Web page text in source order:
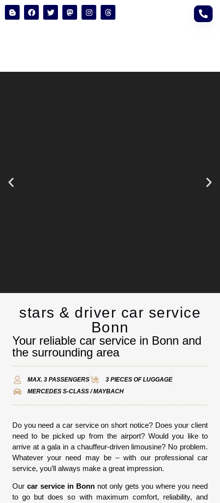
Chauffeurservice
Kontakt
stars & driver car service
Bonn
Your reliable car service in Bonn and
the surrounding area
MAX. 3 PASSENGERS
3 PIECES OF LUGGAGE
MERCEDES S-CLASS / MAYBACH
Do you need a car service on short notice? Does your client
need to be picked up from the airport? Would you like to
arrive at a gala in a chauffeur-driven limousine? No problem.
Whatever your need may be – with our professional car
service, you’ll always make a great impression.
Our car service in Bonn not only gets you where you need
to go but does so with maximum comfort, reliability, and